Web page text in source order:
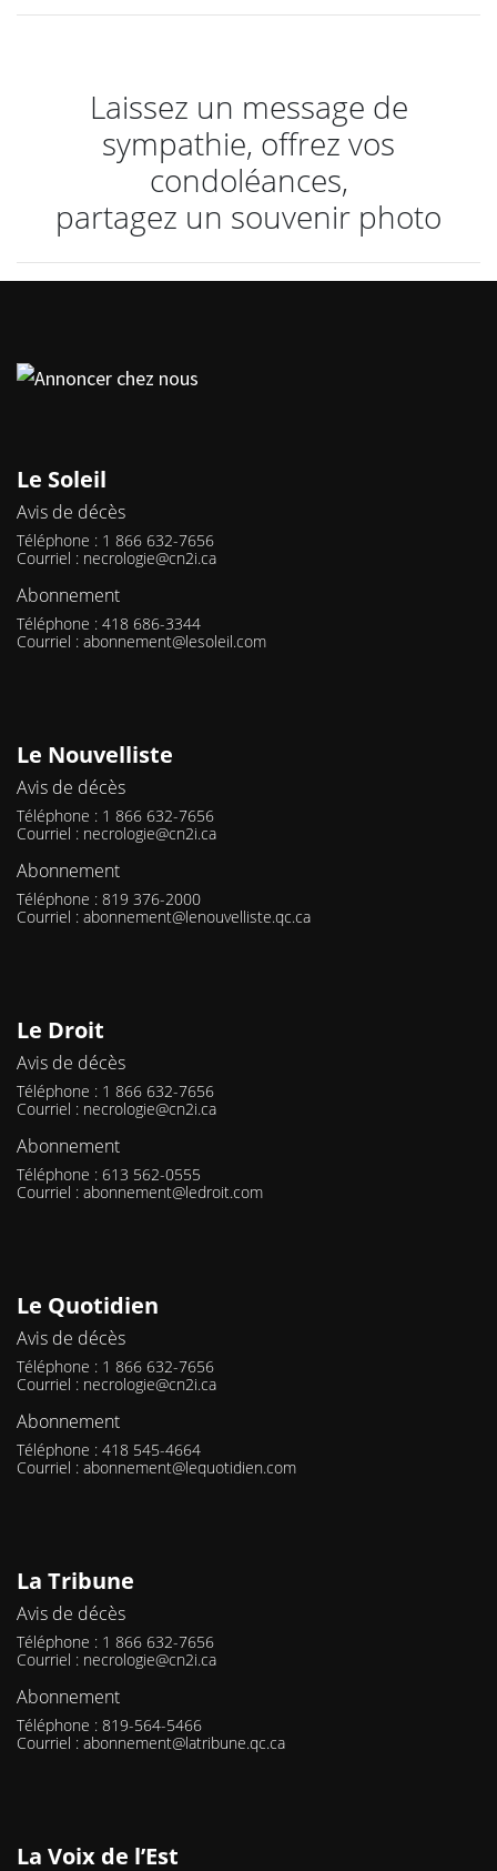
Laissez un message de
sympathie, offrez vos
condoléances,
partagez un souvenir photo
Le Soleil
Avis de décès
Téléphone : 1 866 632-7656
Courriel : necrologie@cn2i.ca
Abonnement
Téléphone : 418 686-3344
Courriel : abonnement@lesoleil.com
Le Nouvelliste
Avis de décès
Téléphone : 1 866 632-7656
Courriel : necrologie@cn2i.ca
Abonnement
Téléphone : 819 376-2000
Courriel : abonnement@lenouvelliste.qc.ca
Le Droit
Avis de décès
Téléphone : 1 866 632-7656
Courriel : necrologie@cn2i.ca
Abonnement
Téléphone : 613 562-0555
Courriel : abonnement@ledroit.com
Le Quotidien
Avis de décès
Téléphone : 1 866 632-7656
Courriel : necrologie@cn2i.ca
Abonnement
Téléphone : 418 545-4664
Courriel : abonnement@lequotidien.com
La Tribune
Avis de décès
Téléphone : 1 866 632-7656
Courriel : necrologie@cn2i.ca
Abonnement
Téléphone : 819-564-5466
Courriel : abonnement@latribune.qc.ca
La Voix de l’Est